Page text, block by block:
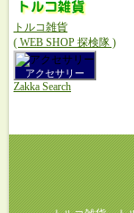
トルコ雑貨
( WEB SHOP 探検隊 )
アクセサリー
Zakka Search